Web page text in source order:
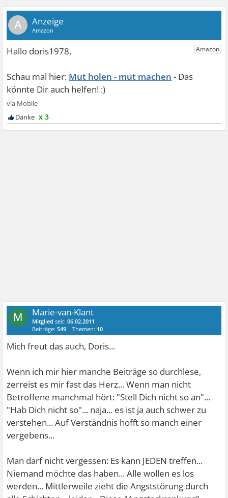
A
Mut holen - mut machen
x 3
M Marie-van-Klant
Mitglied seit:06.02.2011
Beiträge:549 Themen: 10
Mich freut das auch, Doris...
Wenn ich mir hier manche Beiträge so durchlese,
zerreist es mir fast das Herz... Wenn man nicht
Betroffene manchmal hört: "Stell Dich nicht so an"...
"Hab Dich nicht so"... naja... es ist ja auch schwer zu
verstehen... Auf Verständnis hofft so manch einer
vergebens...
Man darf nicht vergessen: Es kann JEDEN treffen...
Niemand möchte das haben... Alle wollen es los
werden... Mittlerweile zieht die Angststörung durch